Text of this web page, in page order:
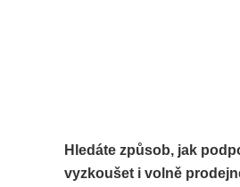
Hledáte způsob, jak
vyzkoušet i volně